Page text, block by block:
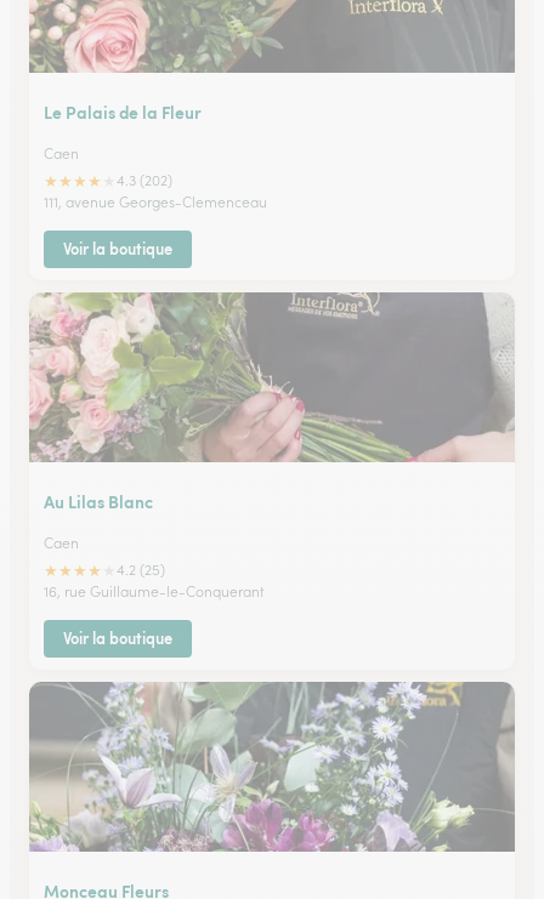
Le Palais de la Fleur
Caen
★★★★
4.3 (202)
111, avenue Georges-Clemenceau
Voir la boutique
Au Lilas Blanc
Caen
★★★★
4.2 (25)
16, rue Guillaume-le-Conquerant
Voir la boutique
Monceau Fleurs